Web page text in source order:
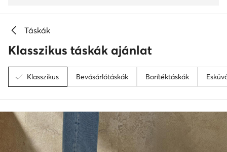
Táskák
Klasszikus táskák ajánlat
Klasszikus Bevásárlótáskák Borítéktáskák